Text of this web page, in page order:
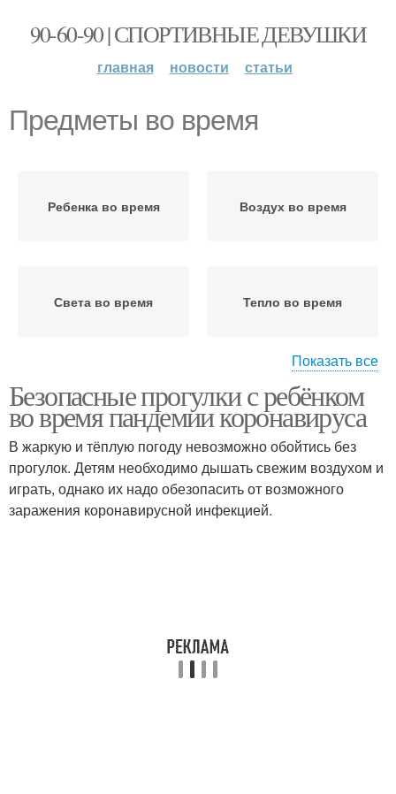
90-60-90 | СПОРТИВНЫЕ ДЕВУШКИ
главная новости статьи
Предметы во время
Ребенка во время Воздух во время
Света во время Тепло во время
Ребёнок во время
Показать все
Безопасные прогулки с ребёнком
во время пандемии коронавируса
В жаркую и тёплую погоду невозможно обойтись без
прогулок. Детям необходимо дышать свежим воздухом и
играть, однако их надо обезопасить от возможного
заражения коронавирусной инфекцией.